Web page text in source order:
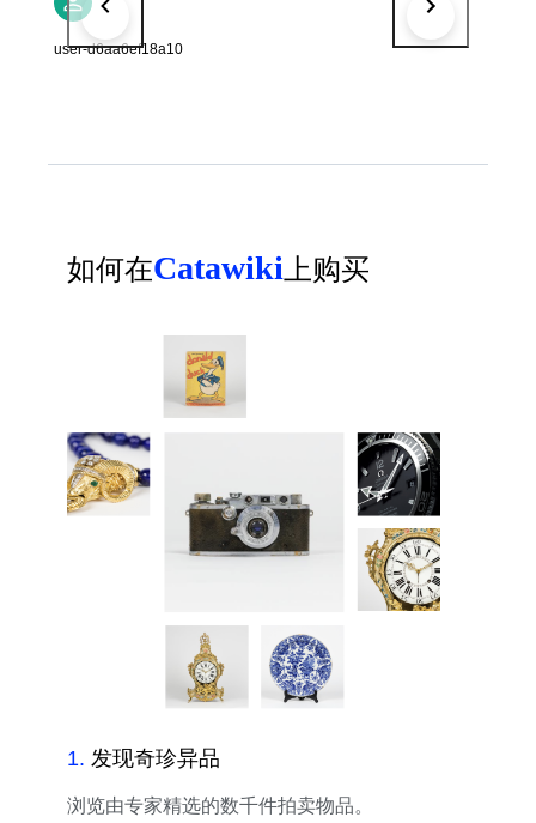
user-d6aa6ef18a10
如何在Catawiki 上购买
1. 发现奇珍异品
浏览由专家精选的数千件拍卖物品。